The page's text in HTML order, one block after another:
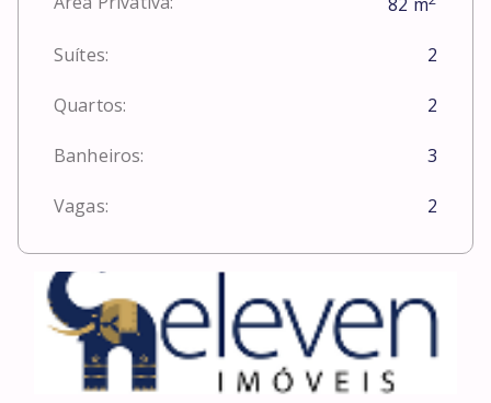
Suítes: 2
Quartos: 2
Banheiros: 3
Vagas: 2